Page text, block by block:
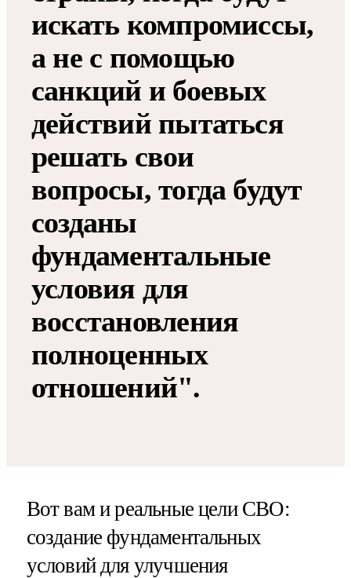
искать компромиссы,
а не с помощью
санкций и боевых
действий пытаться
решать свои
вопросы, тогда будут
созданы
фундаментальные
условия для
восстановления
полноценных
отношений".
Вот вам и реальные цели СВО:
создание фундаментальных
условий для улучшения